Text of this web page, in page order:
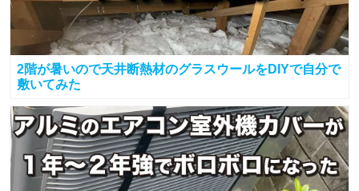
2階が暑いので天井断熱材のグラスウールをDIYで自分で
敷いてみた